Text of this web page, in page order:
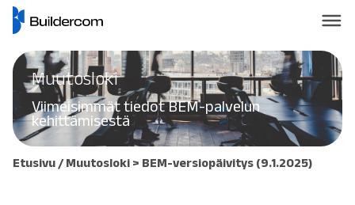
Muutosloki
Viimeisimmät tiedot BEM-palvelun
kehittämisestä
Etusivu /Muutosloki > BEM-versiopäivitys (9.1.2025)